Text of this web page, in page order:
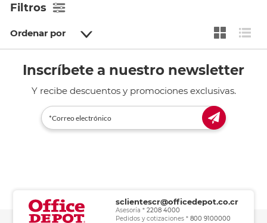
Filtros
Ordenar por
Inscríbete a nuestro newsletter
Y recibe descuentos y promociones exclusivas.
sclientescr@officedepot.co.cr
Asesoría *2208 4000
Pedidos y cotizaciones *800 9100000